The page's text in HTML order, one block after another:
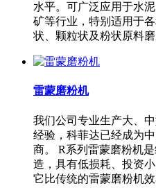
水平。可广泛应用于水
矿等行业，特别适用于
状、颗粒状及粉状原料
雷蒙磨粉机
我们公司专业生产大、
经验，科菲达已经成为
商。 R系列雷蒙磨粉机
造，具有低损耗、投资
它比传统的雷蒙磨粉机效